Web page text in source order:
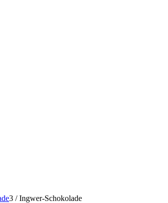
3 / Ingwer-Schokolade